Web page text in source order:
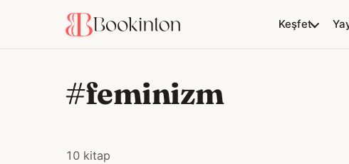
Keşfet
#feminizm
10 kitap